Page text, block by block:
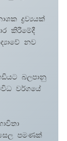
ද්‍රව්‍යයක්
කිරීමේදී
නව
බලපානු
වර්ගයේ
පමණක්